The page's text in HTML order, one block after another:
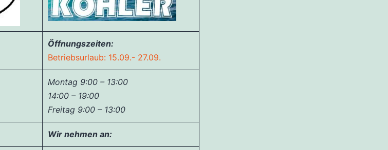
Öffnungszeiten:
Betriebsurlaub: 15.09.- 27.09.
Montag 9:00 – 13:00
14:00 – 19:00
Freitag 9:00 – 13:00
Wir nehmen an: